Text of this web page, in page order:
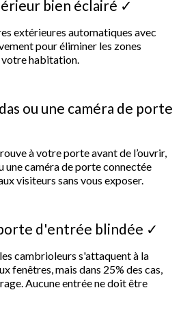
bien éclairé ✓
extérieures automatiques avec
pour éliminer les zones
habitation.
ou une caméra de porte
à votre porte avant de l’ouvrir,
une caméra de porte connectée
visiteurs sans vous exposer.
d'entrée blindée ✓
cambrioleurs s'attaquent à la
fenêtres, mais dans 25% des cas,
Aucune entrée ne doit être